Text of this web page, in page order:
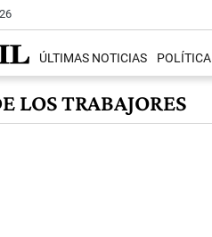
ÚLTIMAS NOTICIAS POLÍTICA
LOS TRABAJORES